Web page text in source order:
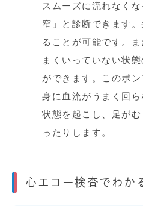
スムーズに流れなく
窄」と診断できます
ることが可能です。
まくいっていない状
ができます。このポ
身に血流がうまく回
状態を起こし、足が
ったりします。
心エコー検査でわか